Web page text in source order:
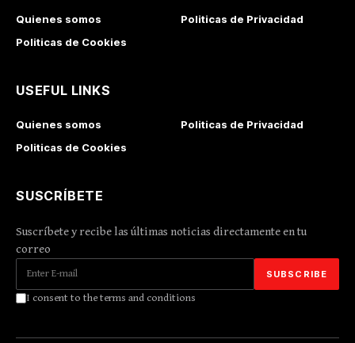
Quienes somos
Politicas de Privacidad
Politicas de Cookies
USEFUL LINKS
Quienes somos
Politicas de Privacidad
Politicas de Cookies
SUSCRÍBETE
Suscríbete y recibe las últimas noticias directamente en tu
correo
I consent to the terms and conditions